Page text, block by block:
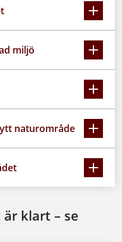
miljö
naturområde
klart – se